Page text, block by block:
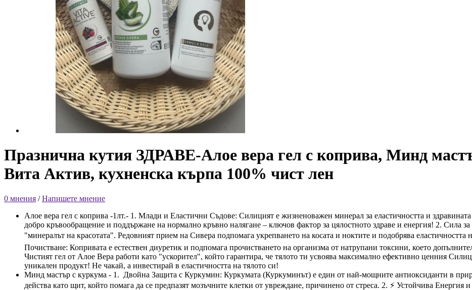
Празнична кутия ЗДРАВЕ-Алое вера гел с коприва, Минд
Вита Актив, кухненска кърпа 100% чист лен
0 мнения /Напишете мнение
Алое вера гел с коприва -1лт.- 1. Млади и Еластични Съдове: Силицият е жизненоважен минерал за еластичността и
добро кръвообращение и поддържане на нормално кръвно налягане – ключов фактор за цялостното здраве и енергия! 2. Сила
"минералът на красотата". Редовният прием на Сивера подпомага укрепването на косата и ноктите и подобрява еластичността
Почистване: Копривата е естествен диуретик и подпомага прочистването на организма от натрупани токсини, което
Чистият гел от Алое Вера работи като "ускорител", който гарантира, че тялото ти усвоява максимално ефективно ценния
уникален продукт! Не чакай, а инвестирай в еластичността на тялото си!
Минд мастър с куркума - 1. Двойна Защита с Куркумин: Куркумата (Куркуминът) е един от най-мощните антиоксиданти в
действа като щит, който помага да се предпазят мозъчните клетки от увреждане, причинено от стреса. 2. ⚡ Устойчива